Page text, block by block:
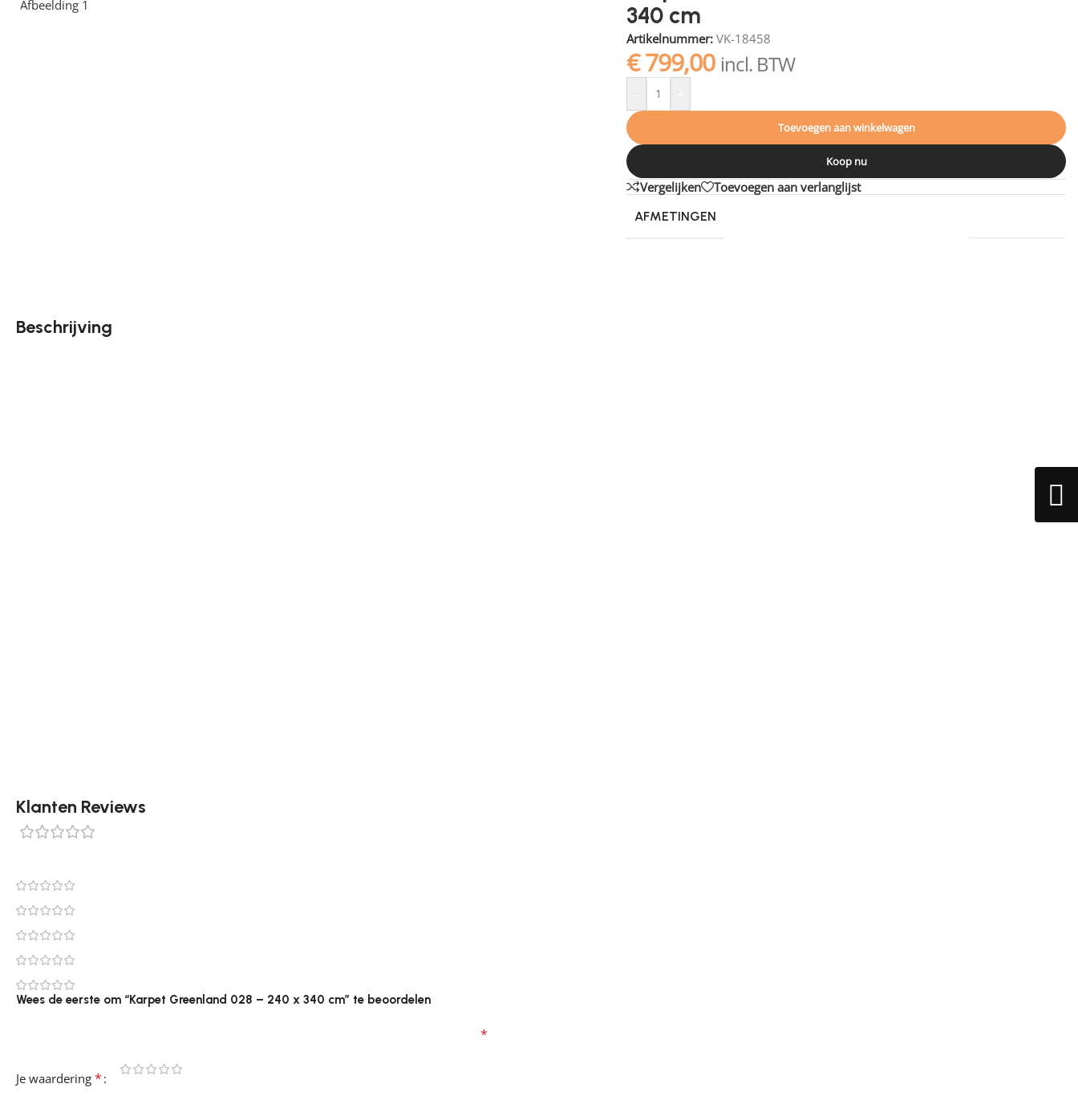
340 cm
Artikelnummer:VK-18458
€799,00 incl. BTW
Toevoegen aan winkelwagen
Koop nu
Vergelijken Toevoegen aan verlanglijst
AFMETINGEN
Beschrijving
Klanten Reviews
Wees de eerste om “Karpet Greenland 028 – 240 x 340 cm” te beoordelen
*
Je waardering *